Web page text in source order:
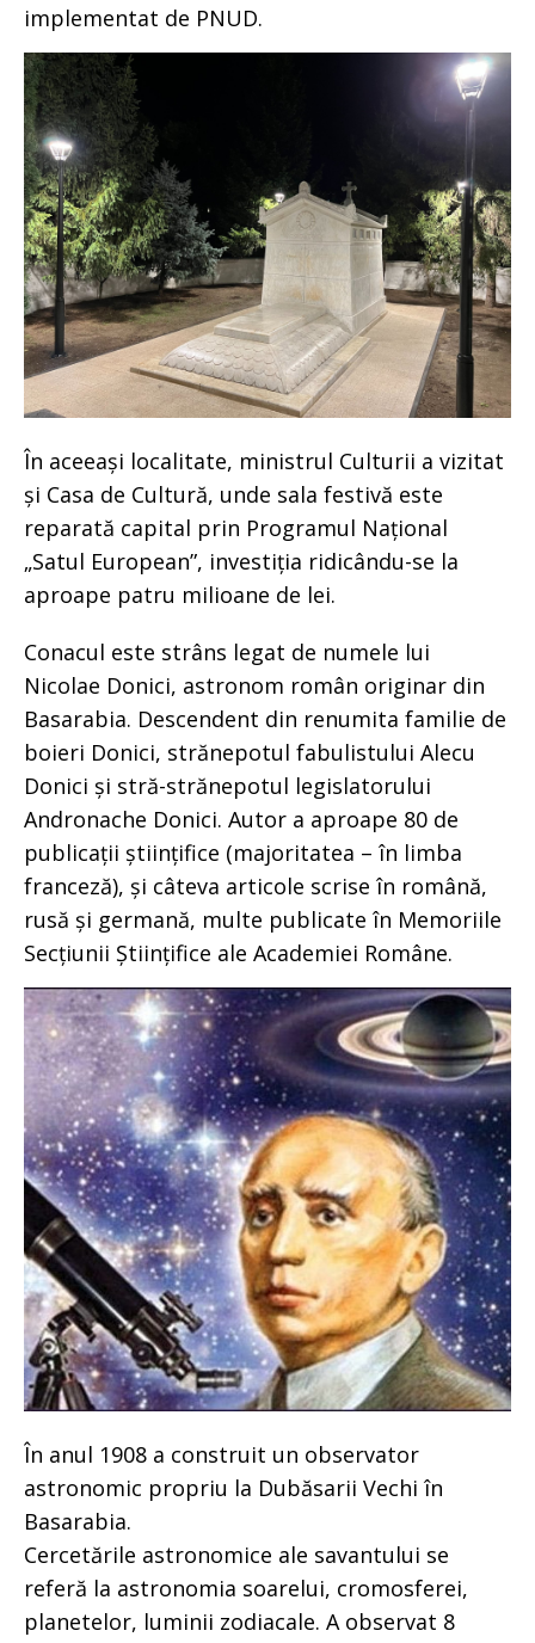
implementat de PNUD.
În aceeași localitate, ministrul Culturii a vizitat
și Casa de Cultură, unde sala festivă este
reparată capital prin Programul Național
„Satul European”, investiția ridicându-se la
aproape patru milioane de lei.
Conacul este strâns legat de numele lui
Nicolae Donici, astronom român originar din
Basarabia. Descendent din renumita familie de
boieri Donici, strănepotul fabulistului Alecu
Donici și stră-strănepotul legislatorului
Andronache Donici. Autor a aproape 80 de
publicații științifice (majoritatea – în limba
franceză), și câteva articole scrise în română,
rusă și germană, multe publicate în Memoriile
Secțiunii Științifice ale Academiei Române.
În anul 1908 a construit un observator
astronomic propriu la Dubăsarii Vechi în
Basarabia.
Cercetările astronomice ale savantului se
referă la astronomia soarelui, cromosferei,
planetelor, luminii zodiacale. A observat 8